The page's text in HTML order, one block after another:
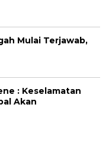
Mulai Terjawab,
: Keselamatan
Akan